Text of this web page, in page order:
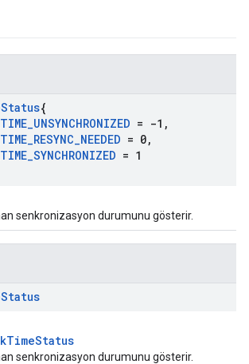
Status{
TIME_UNSYNCHRONIZED = -1 ,
TIME_RESYNC_NEEDED = 0,
TIME_SYNCHRONIZED = 1
senkronizasyon durumunu gösterir.
Status
senkronizasyon durumunu gösterir.